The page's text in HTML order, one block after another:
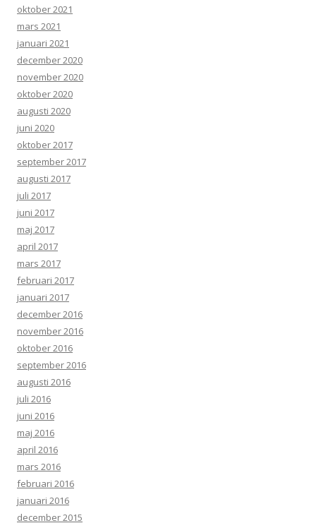
oktober 2021
mars 2021
januari 2021
december 2020
november 2020
oktober 2020
augusti 2020
juni 2020
oktober 2017
september 2017
augusti 2017
juli 2017
juni 2017
maj 2017
april 2017
mars 2017
februari 2017
januari 2017
december 2016
november 2016
oktober 2016
september 2016
augusti 2016
juli 2016
juni 2016
maj 2016
april 2016
mars 2016
februari 2016
januari 2016
december 2015